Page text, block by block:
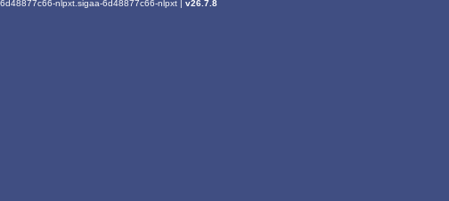
nlpxt.sigaa-6d48877c66-nlpxt | v26.7.8